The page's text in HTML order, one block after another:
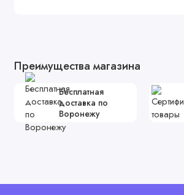
Преимущества магазина
Бесплатная
доставка по
Воронежу